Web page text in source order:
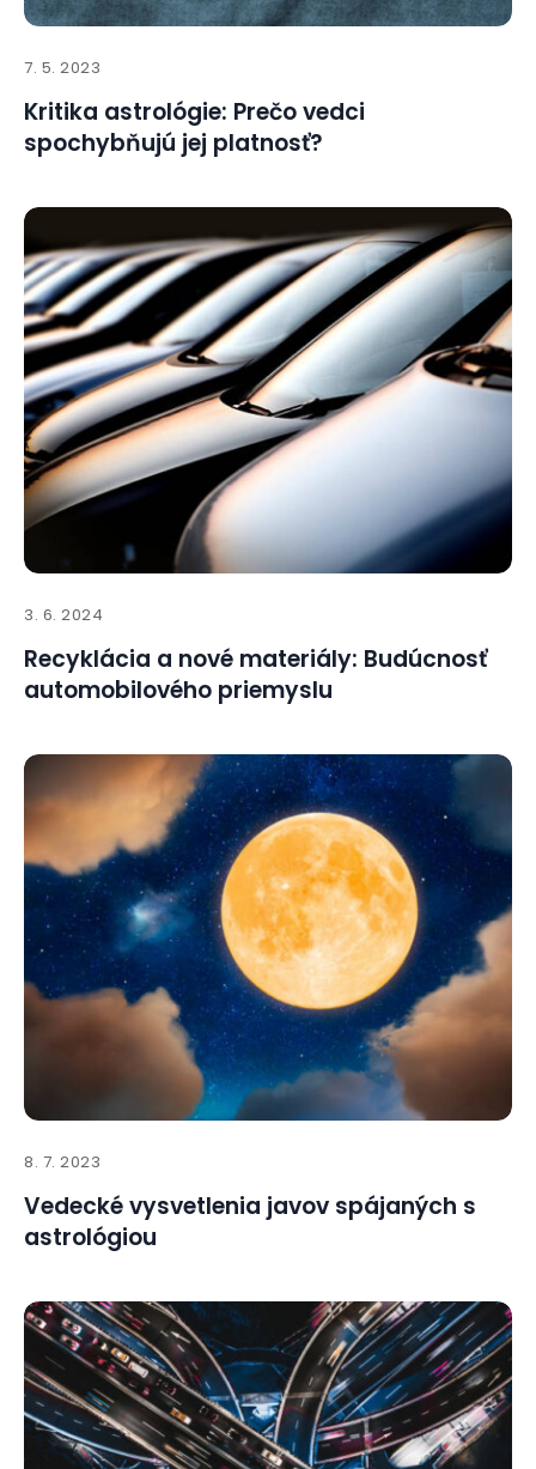
7. 5. 2023
Kritika astrológie: Prečo vedci
spochybňujú jej platnosť?
3. 6. 2024
Recyklácia a nové materiály: Budúcnosť
automobilového priemyslu
8. 7. 2023
Vedecké vysvetlenia javov spájaných s
astrológiou